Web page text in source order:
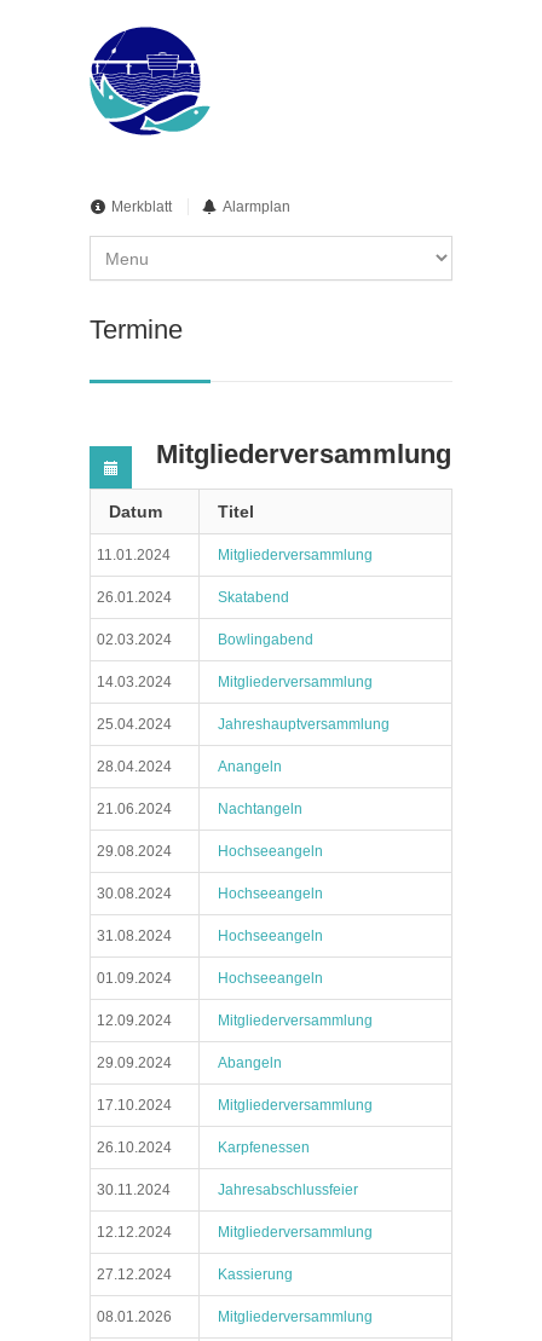
Merkblatt Alarmplan
Termine
Mitgliederversammlung
Datum Titel
11.01.2024 Mitgliederversammlung
26.01.2024 Skatabend
02.03.2024 Bowlingabend
14.03.2024 Mitgliederversammlung
25.04.2024 Jahreshauptversammlung
28.04.2024 Anangeln
21.06.2024 Nachtangeln
29.08.2024 Hochseeangeln
30.08.2024 Hochseeangeln
31.08.2024 Hochseeangeln
01.09.2024 Hochseeangeln
12.09.2024 Mitgliederversammlung
29.09.2024 Abangeln
17.10.2024 Mitgliederversammlung
26.10.2024 Karpfenessen
30.11.2024 Jahresabschlussfeier
12.12.2024 Mitgliederversammlung
27.12.2024 Kassierung
08.01.2026 Mitgliederversammlung